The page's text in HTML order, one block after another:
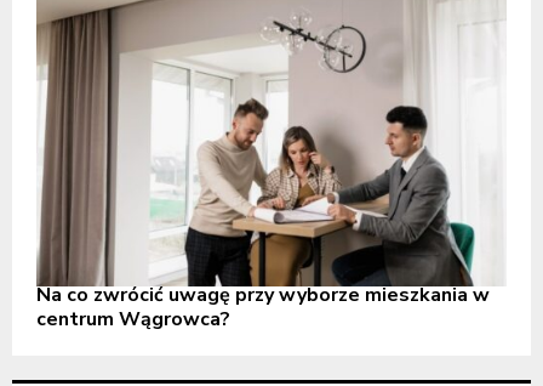
Na co zwrócić uwagę przy wyborze mieszkania w
centrum Wągrowca?